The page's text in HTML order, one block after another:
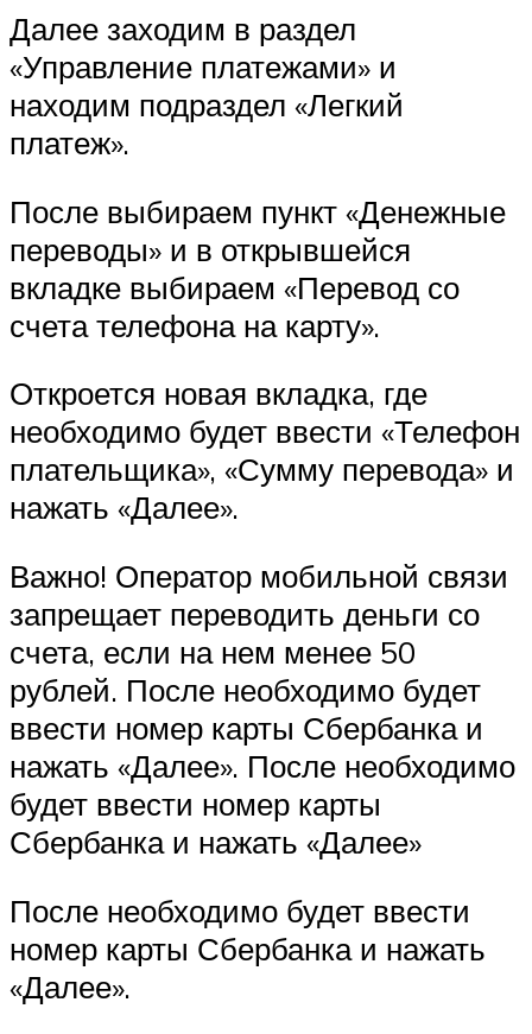
Далее заходим в раздел
«Управление платежами» и
находим подраздел «Легкий
платеж».
После выбираем пункт «Денежные
переводы» и в открывшейся
вкладке выбираем «Перевод со
счета телефона на карту».
Откроется новая вкладка, где
необходимо будет ввести «Телефон
плательщика», «Сумму перевода» и
нажать «Далее».
Важно! Оператор мобильной связи
запрещает переводить деньги со
счета, если на нем менее 50
рублей. После необходимо будет
ввести номер карты Сбербанка и
нажать «Далее». После необходимо
будет ввести номер карты
Сбербанка и нажать «Далее»
После необходимо будет ввести
номер карты Сбербанка и нажать
«Далее».